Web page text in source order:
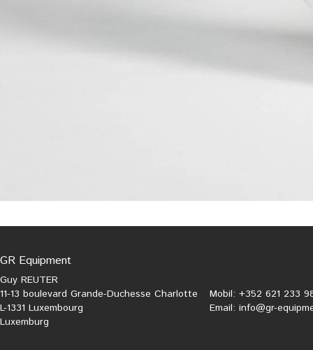
GR Equipment
Guy REUTER
11-13 boulevard Grande-Duchesse Charlotte
L-1331 Luxembourg
Luxemburg
Mobil: +352 621 233
Email: info@gr-